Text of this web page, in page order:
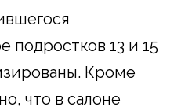
подростков 13 и 15
Кроме
что в салоне